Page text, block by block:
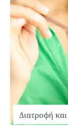
Διατροφή